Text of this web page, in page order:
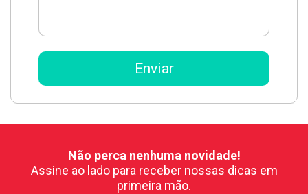
Não perca nenhuma novidade!
Assine ao lado para receber nossas dicas em
primeira mão.